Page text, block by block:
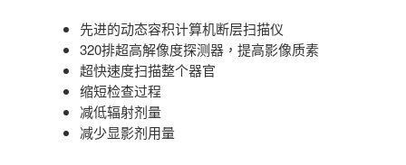
先进的动态容积计算机断层扫描仪
320排超高解像度探测器，提高影像质素
超快速度扫描整个器官
缩短检查过程
减低辐射剂量
减少显影剂用量